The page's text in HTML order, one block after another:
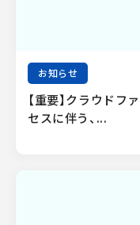
お知らせ
【重要】クラウドフ
セスに伴う、...